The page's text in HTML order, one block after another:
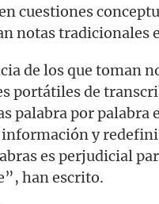
cuestiones
notas tradicionales
de los que toman
portátiles de
palabra por palabra
información y
es perjudicial
han escrito.